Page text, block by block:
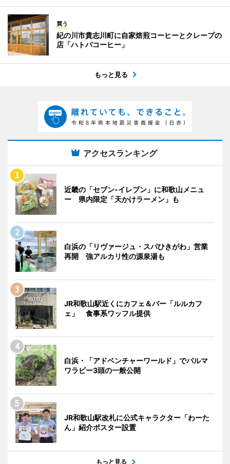
買う
紀の川市貴志川町に自家焙煎コーヒーとクレープの
店「ハトバコーヒー」
もっと見る
アクセスランキング
近畿の「セブン-イレブン」に和歌山メニュ
ー 県内限定「天かけラーメン」も
白浜の「リヴァージュ・スパひきがわ」営業
再開 強アルカリ性の源泉湯も
JR和歌山駅近くにカフェ＆バー「ルルカフ
ェ」 食事系ワッフル提供
白浜・「アドベンチャーワールド」でパルマ
ワラビー3頭の一般公開
JR和歌山駅改札に公式キャラクター「わーた
ん」紹介ポスター設置
もっと見る